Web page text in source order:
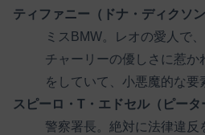
ティファニー（ドナ・ディクソン
ミスBMW。レオの愛人で
チャーリーの優しさに惹か
をしていて、小悪魔的な要
スピーロ・T・エドセル（ピータ
警察署長。絶対に法律違反